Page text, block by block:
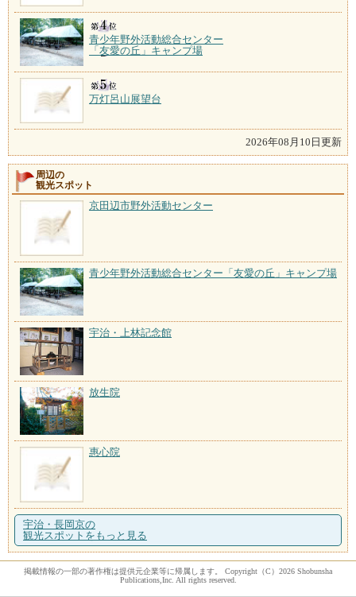
青少年野外活動総合センター
「友愛の丘」キャンプ場
万灯呂山展望台
2026年08月10日更新
周辺の
観光スポット
京田辺市野外活動センター
青少年野外活動総合センター「友愛の丘」キャンプ場
宇治・上林記念館
放生院
惠心院
宇治・長岡京の
観光スポットをもっと見る
掲載情報の一部の著作権は提供元企業等に帰属します。 Copyright（C）2026 Shobunsha
Publications,Inc. All rights reserved.